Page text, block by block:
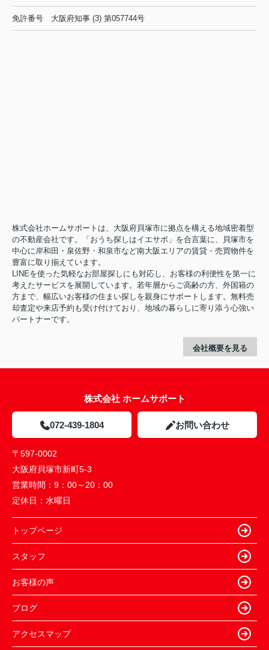
免許番号 大阪府知事 (3) 第057744号
株式会社ホームサポートは、大阪府貝塚市に拠点を構える地域密着型
の不動産会社です。「おうち探しはイエサポ」を合言葉に、貝塚市を
中心に岸和田・泉佐野・和泉市など南大阪エリアの賃貸・売買物件を
豊富に取り揃えています。
LINEを使った気軽なお部屋探しにも対応し、お客様の利便性を第一に
考えたサービスを展開しています。若年層からご高齢の方、外国籍の
方まで、幅広いお客様の住まい探しを親身にサポートします。無料売
却査定や来店予約も受け付けており、地域の暮らしに寄り添う心強い
パートナーです。
会社概要を見る
株式会社 ホームサポート
072-439-1804 お問い合わせ
〒597-0002
大阪府貝塚市新町5-3
営業時間： 9：00～20：00
定休日： 水曜日
トップページ
スタッフ
お客様の声
ブログ
アクセスマップ